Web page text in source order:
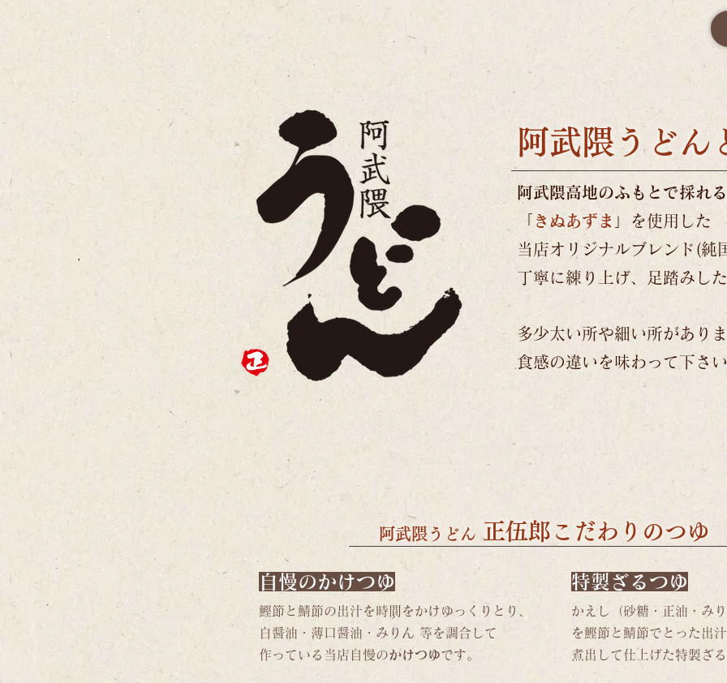
阿武隈うどん
阿武隈高地のふもとで採れ
きぬあずま 」を使用した
当店オリジナルブレンド(純
丁寧に練り上げ、足踏みした
多少太い所や細い所があり
食感の違いを味わって下さ
阿武隈うどん ​正伍郎こだわりのつゆ
自慢の​かけつゆ
鰹節と鯖節の出汁を時間をかけゆっくりとり、
白醤油・薄口醤油・みりん 等を調合して
作っている当店自慢のかけつゆです。​​
​特製ざるつゆ
かえし（砂糖・正油・み
を鰹節と鯖節でとった出
煮出して仕上げた特製ざ